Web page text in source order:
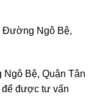
Đường Ngô Bệ,
Bệ, Quận Tân
để được tư vấn